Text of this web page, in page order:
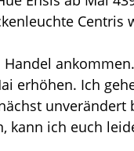
Centris
erhöhen. Ich
kann ich euch